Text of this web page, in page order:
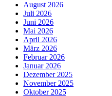
August 2026
Juli 2026
Juni 2026
Mai 2026
April 2026
März 2026
Februar 2026
Januar 2026
Dezember 2025
November 2025
Oktober 2025